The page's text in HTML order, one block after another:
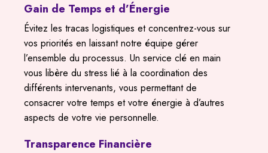
Gain de Temps et d’Énergie
Évitez les tracas logistiques et concentrez-vous sur
vos priorités en laissant notre équipe gérer
l’ensemble du processus. Un service clé en main
vous libère du stress lié à la coordination des
différents intervenants, vous permettant de
consacrer votre temps et votre énergie à d’autres
aspects de votre vie personnelle.
Transparence Financière